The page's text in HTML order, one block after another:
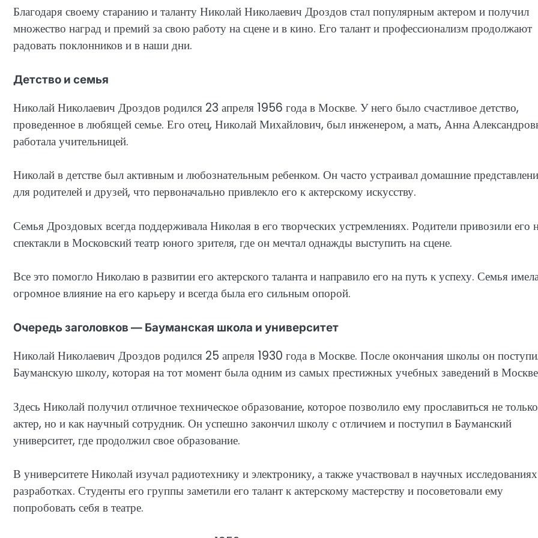
Благодаря своему старанию и таланту Николай Николаевич Дроздов стал популярным актером и получил
множество наград и премий за свою работу на сцене и в кино. Его талант и профессионализм продолжают
радовать поклонников и в наши дни.
Детство и семья
Николай Николаевич Дроздов родился 23 апреля 1956 года в Москве. У него было счастливое детство,
проведенное в любящей семье. Его отец, Николай Михайлович, был инженером, а мать, Анна
работала учительницей.
Николай в детстве был активным и любознательным ребенком. Он часто устраивал домашние
для родителей и друзей, что первоначально привлекло его к актерскому искусству.
Семья Дроздовых всегда поддерживала Николая в его творческих устремлениях. Родители привозили его
спектакли в Московский театр юного зрителя, где он мечтал однажды выступить на сцене.
Все это помогло Николаю в развитии его актерского таланта и направило его на путь к успеху. Семья
огромное влияние на его карьеру и всегда была его сильным опорой.
Очередь заголовков — Бауманская школа и университет
Николай Николаевич Дроздов родился 25 апреля 1930 года в Москве. После окончания школы он
Бауманскую школу, которая на тот момент была одним из самых престижных учебных заведений в
Здесь Николай получил отличное техническое образование, которое позволило ему прославиться не
актер, но и как научный сотрудник. Он успешно закончил школу с отличием и поступил в Бауманский
университет, где продолжил свое образование.
В университете Николай изучал радиотехнику и электронику, а также участвовал в научных
разработках. Студенты его группы заметили его талант к актерскому мастерству и посоветовали ему
попробовать себя в театре.